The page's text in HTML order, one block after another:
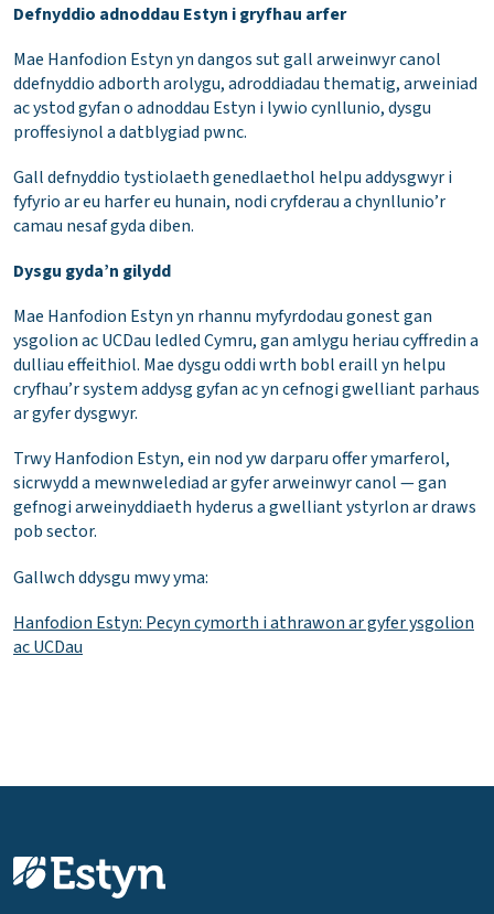
Defnyddio adnoddau Estyn i gryfhau arfer
Mae Hanfodion Estyn yn dangos sut gall arweinwyr canol
ddefnyddio adborth arolygu, adroddiadau thematig, arweiniad
ac ystod gyfan o adnoddau Estyn i lywio cynllunio, dysgu
proffesiynol a datblygiad pwnc.
Gall defnyddio tystiolaeth genedlaethol helpu addysgwyr i
fyfyrio ar eu harfer eu hunain, nodi cryfderau a chynllunio’r
camau nesaf gyda diben.
Dysgu gyda’n gilydd
Mae Hanfodion Estyn yn rhannu myfyrdodau gonest gan
ysgolion ac UCDau ledled Cymru, gan amlygu heriau cyffredin a
dulliau effeithiol. Mae dysgu oddi wrth bobl eraill yn helpu
cryfhau’r system addysg gyfan ac yn cefnogi gwelliant parhaus
ar gyfer dysgwyr.
Trwy Hanfodion Estyn, ein nod yw darparu offer ymarferol,
sicrwydd a mewnwelediad ar gyfer arweinwyr canol — gan
gefnogi arweinyddiaeth hyderus a gwelliant ystyrlon ar draws
pob sector.
Gallwch ddysgu mwy yma:
Hanfodion Estyn: Pecyn cymorth i athrawon ar gyfer ysgolion
ac UCDau